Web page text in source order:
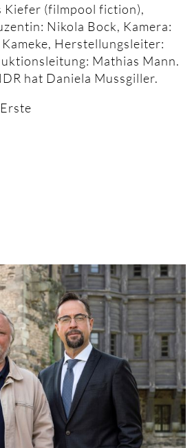
Kiefer (filmpool fiction),
Nikola Bock, Kamera:
Herstellungsleiter:
Mathias Mann.
hat Daniela Mussgiller.